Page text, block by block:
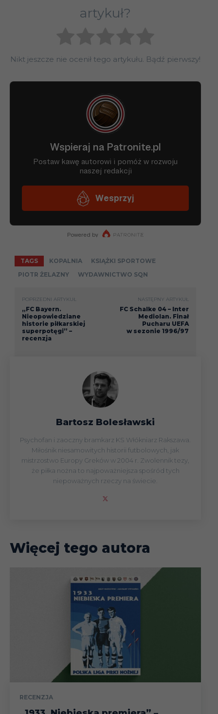
artykuł?
Nikt jeszcze nie ocenił tego artykułu. Bądź pierwszy!
TAGS KOPALNIA
KSIĄŻKI SPORTOWE
PIOTR ŻELAZNY
WYDAWNICTWO SQN
POPRZEDNI ARTYKUŁ
„FC Bayern.
Nieopowiedziane
historie piłkarskiej
superpotęgi” –
recenzja
NASTĘPNY ARTYKUŁ
FC Schalke 04 – Inter
Mediolan. Finał
Pucharu UEFA
w sezonie 1996/97
Bartosz Bolesławski
Psychofan i zaoczny bramkarz KS Włókniarz Rakszawa.
Miłośnik niesamowitych historii futbolowych, jak
mistrzostwo Europy Greków w 2004 r. Zwolennik tezy,
że piłka nożna to najpoważniejsza spośród tych
niepoważnych rzeczy na świecie.
Więcej tego autora
RECENZJA